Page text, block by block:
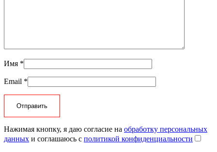
Имя *
Email *
Нажимая кнопку, я даю согласие на обработку персональных
данных и соглашаюсь с политикой конфиденциальности